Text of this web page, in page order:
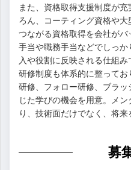
また、資格取得支援制度が
ろん、コーティング資格や
つながる資格取得を会社が
手当や職務手当などでしっ
入や役割に反映される仕組み
研修制度も体系的に整って
研修、フォロー研修、ブラ
じた学びの機会を用意。メ
り、技術面だけでなく、将来
募